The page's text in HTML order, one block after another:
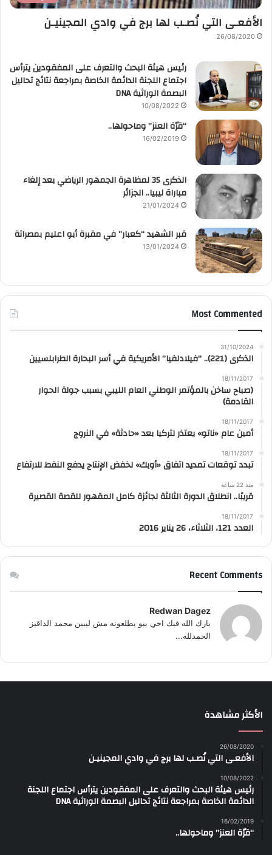
الأفعـى التي نُصـب لها برج في وادي المجينيـن
26/08/2020
رئيس هيئة البحث والتعرف على المفقودين يترأس
اجتماع اللجنة الدائمة الخاصة بمراجعة نتائج تحاليل
البصمة الوراثية DNA
10/08/2022
“قرّة العنز” وماحولها..
16/02/2019
الذكرى 35 لمظاهرة الجمهور الرياضي بعد إلغاء
مباراة ليبيا.. الجزائر
21/01/2024
قبر الشهيد “كعبار” في مقبرة أبو اعليم بمصراتة
13/01/2024
Most Commented
31/10/2024
الذكرى (221).. “فيلادلفيا” الأمريكية في أسر البحارة الطرابلسيين
18/11/2017
(صباح ساخن بالمؤتمر الوطني العام الليبي بسبب جولة الحوار
القادمة)
18/11/2017
أمين عام «ناتو» يعتذر لتركيا بعد «حادثة» في النروج
18/11/2017
تبدد توقعات تمديد اتفاق «أوبك» لخفض الإنتاج يدفع النفط للارتفاع
منذ 22 ساعة
قريبًا.. انطلاق الدورة الثالثة لجائزة كامل المقهور للقصة القصيرة
18/11/2017
العدد 121، الثلاثاء، 26 يناير 2016
Recent Comments
Redwan Dagez
بارك الله فيك اخي يبو يطلعونه مش ليبين محمد الداقيز
الحمدلله...
الأكثر مشاهدة
26/08/2020
الأفعـى التي نُصـب لها برج في وادي المجينيـن
10/08/2022
رئيس هيئة البحث والتعرف على المفقودين يترأس اجتماع اللجنة
الدائمة الخاصة بمراجعة نتائج تحاليل البصمة الوراثية DNA
16/02/2019
“قرّة العنز” وماحولها..